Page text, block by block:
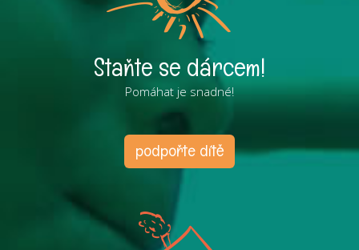
Staňte se dárcem!
Pomáhat je snadné!
podpořte dítě